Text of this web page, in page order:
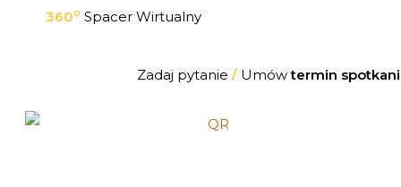
360o Spacer Wirtualny
Zadaj pytanie /Umówtermin